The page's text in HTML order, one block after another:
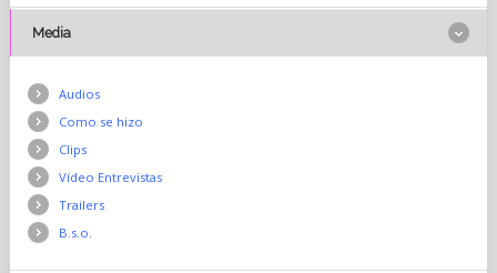
Media
Audios
Como se hizo
Clips
Vídeo Entrevistas
Trailers
B.s.o.